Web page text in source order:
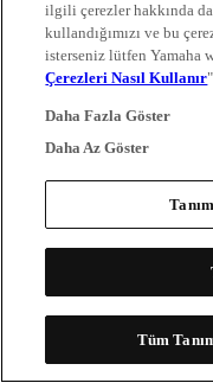
ilgili çerezler hakkında
kullandığımızı ve bu
isterseniz lütfen Yamaha
Çerezleri Nasıl Kullanır
Daha Fazla Göster
Daha Az Göster
Tüm